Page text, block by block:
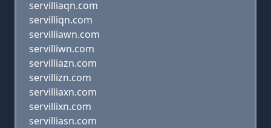
servilliaqn.com
servilliqn.com
servilliawn.com
servilliwn.com
servilliazn.com
servillizn.com
servilliaxn.com
servillixn.com
servilliasn.com